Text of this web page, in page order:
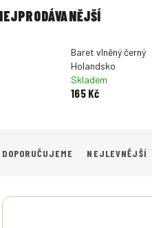
Baret vlněný černý
Holandsko
Skladem
165 Kč
DOPORUČUJEME NEJLEVNĚJŠÍ